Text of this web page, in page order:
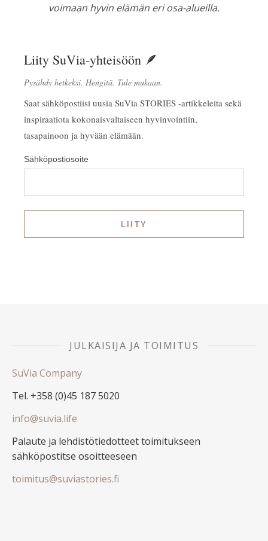
voimaan hyvin elämän eri osa-alueilla.
Liity SuVia-yhteisöön 🪶
Pysähdy hetkeksi. Hengitä. Tule mukaan.
Saat sähköpostiisi uusia SuVia STORIES -artikkeleita sekä
inspiraatiota kokonaisvaltaiseen hyvinvointiin,
tasapainoon ja hyvään elämään.
Sähköpostiosoite
JULKAISIJA JA TOIMITUS
SuVia Company
Tel. +358 (0)45 187 5020
info@suvia.life
Palaute ja lehdistötiedotteet toimitukseen
sähköpostitse osoitteeseen
toimitus@suviastories.fi